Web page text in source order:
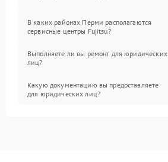
В каких районах Перми располагаются
сервисные центры Fujitsu?
Выполняете ли вы ремонт для юридических
лиц?
Какую документацию вы предоставляете
для юридических лиц?